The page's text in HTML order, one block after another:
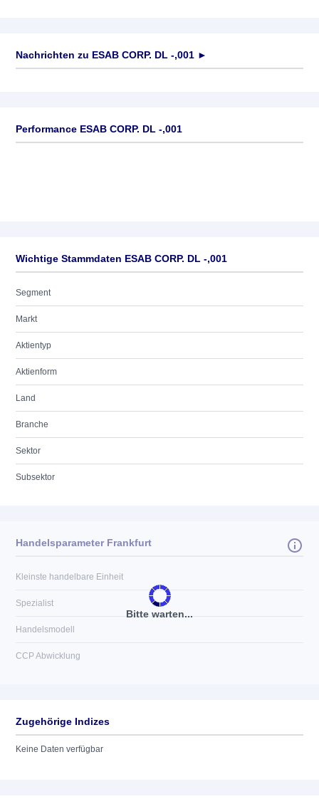
Nachrichten zu ESAB CORP. DL -,001 ►
Performance ESAB CORP. DL -,001
Wichtige Stammdaten ESAB CORP. DL -,001
Segment
Markt
Aktientyp
Aktienform
Land
Branche
Sektor
Subsektor
Bitte warten...
Handelsparameter Frankfurt
Kleinste handelbare Einheit
Spezialist
Handelsmodell
CCP Abwicklung
Zugehörige Indizes
Keine Daten verfügbar